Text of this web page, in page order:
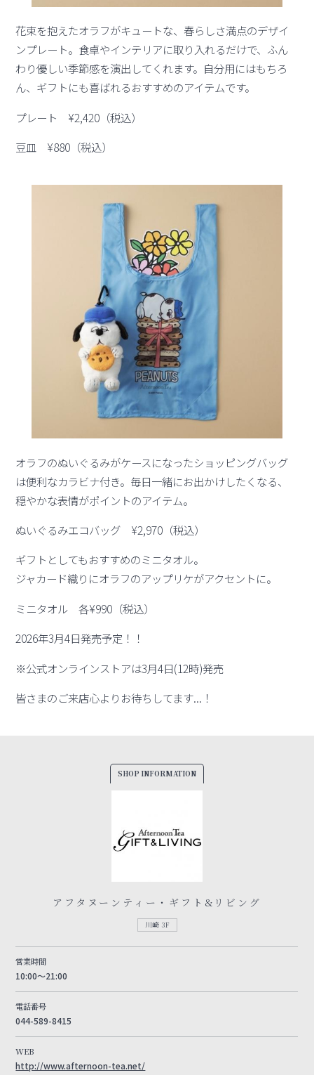
花束を抱えたオラフがキュートな、春らしさ満点のデザイ
ンプレート。食卓やインテリアに取り入れるだけで、ふん
わり優しい季節感を演出してくれます。自分用にはもちろ
ん、ギフトにも喜ばれるおすすめのアイテムです。
プレート ¥2,420（税込）
豆皿 ¥880（税込）
オラフのぬいぐるみがケースになったショッピングバッグ
は便利なカラビナ付き。毎日一緒にお出かけしたくなる、
穏やかな表情がポイントのアイテム。
ぬいぐるみエコバッグ ¥2,970（税込）
ギフトとしてもおすすめのミニタオル。
ジャカード織りにオラフのアップリケがアクセントに。
ミニタオル 各¥990（税込）
2026年3月4日発売予定！！
※公式オンラインストアは3月4日(12時)発売
皆さまのご来店心よりお待ちしてます...！
SHOP INFORMATION
アフタヌーンティー・ギフト&リビング
川崎 3F
営業時間
10:00～21:00
電話番号
044-589-8415
WEB
http://www.afternoon-tea.net/